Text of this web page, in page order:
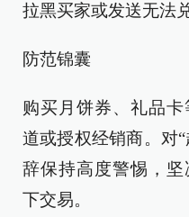
拉黑买家或发送无法
防范锦囊
购买月饼券、礼品
道或授权经销商。对
辞保持高度警惕，
下交易。